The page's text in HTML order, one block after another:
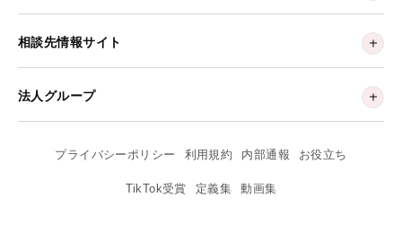
相談先情報サイト
法人グループ
プライバシーポリシー 利用規約 内部通報 お役立ち
TikTok受賞 定義集 動画集